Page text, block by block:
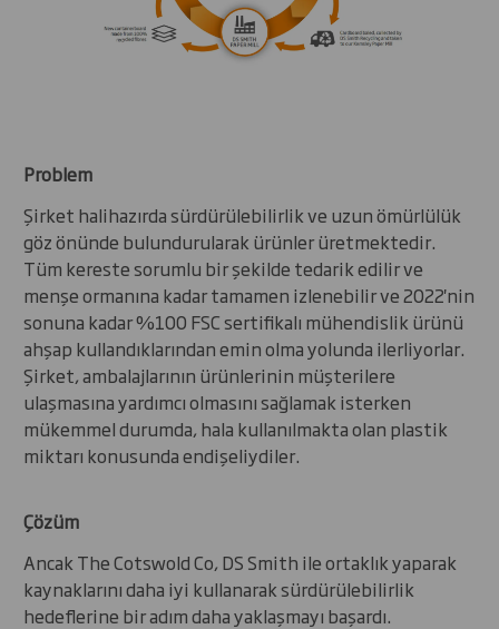
Problem
Şirket halihazırda sürdürülebilirlik ve uzun ömürlülük
göz önünde bulundurularak ürünler üretmektedir.
Tüm kereste sorumlu bir şekilde tedarik edilir ve
menşe ormanına kadar tamamen izlenebilir ve 2022'nin
sonuna kadar %100 FSC sertifikalı mühendislik ürünü
ahşap kullandıklarından emin olma yolunda ilerliyorlar.
Şirket, ambalajlarının ürünlerinin müşterilere
ulaşmasına yardımcı olmasını sağlamak isterken
mükemmel durumda, hala kullanılmakta olan plastik
miktarı konusunda endişeliydiler.
Çözüm
Ancak The Cotswold Co, DS Smith ile ortaklık yaparak
kaynaklarını daha iyi kullanarak sürdürülebilirlik
hedeflerine bir adım daha yaklaşmayı başardı.